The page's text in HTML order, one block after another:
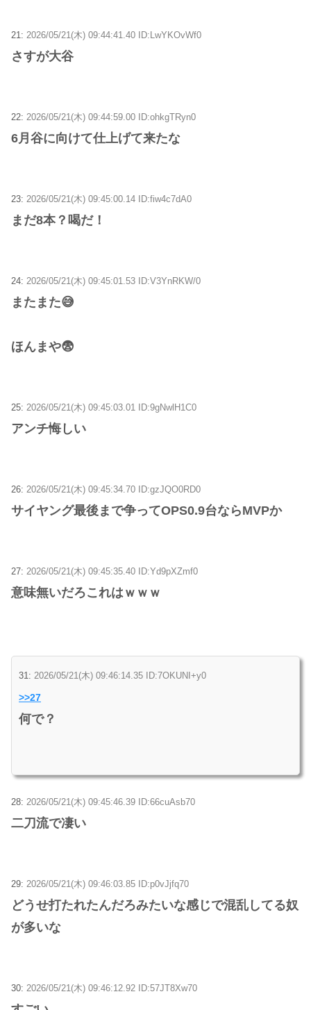
21: 2026/05/21(木) 09:44:41.40 ID:LwYKOvWf0
さすが大谷
22: 2026/05/21(木) 09:44:59.00 ID:ohkgTRyn0
6月谷に向けて仕上げて来たな
23: 2026/05/21(木) 09:45:00.14 ID:fiw4c7dA0
まだ8本？喝だ！
24: 2026/05/21(木) 09:45:01.53 ID:V3YnRKW/0
またまた😅
ほんまや😨
25: 2026/05/21(木) 09:45:03.01 ID:9gNwlH1C0
アンチ悔しい
26: 2026/05/21(木) 09:45:34.70 ID:gzJQO0RD0
サイヤング最後まで争ってOPS0.9台ならMVPか
27: 2026/05/21(木) 09:45:35.40 ID:Yd9pXZmf0
意味無いだろこれはｗｗｗ
31: 2026/05/21(木) 09:46:14.35 ID:7OKUNI+y0
>>27
何で？
28: 2026/05/21(木) 09:45:46.39 ID:66cuAsb70
二刀流で凄い
29: 2026/05/21(木) 09:46:03.85 ID:p0vJjfq70
どうせ打たれたんだろみたいな感じで混乱してる奴
が多いな
30: 2026/05/21(木) 09:46:12.92 ID:57JT8Xw70